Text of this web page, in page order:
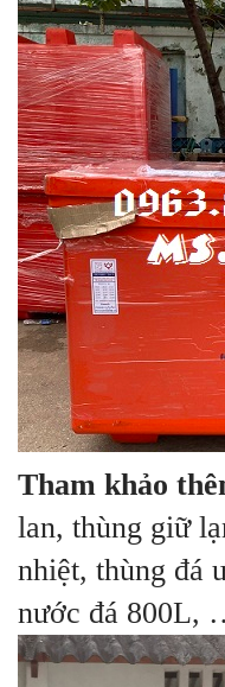
Tham khảo
lan, thùng giữ
nhiệt, thùng đá
nước đá 800L,